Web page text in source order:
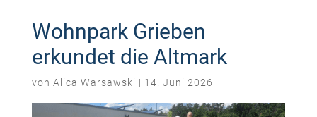
Wohnpark Grieben
erkundet die Altmark
von Alica Warsawski | 14. Juni 2026